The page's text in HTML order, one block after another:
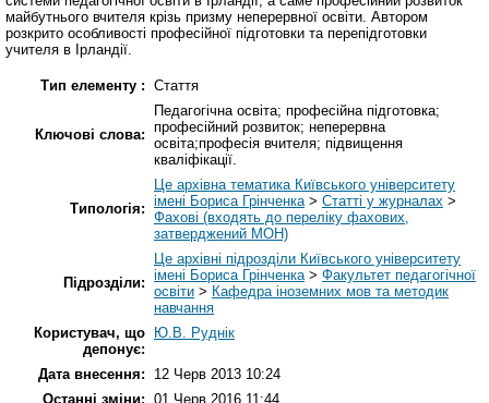
майбутнього вчителя крізь призму неперервної освіти. Автором
розкрито особливості професійної підготовки та перепідготовки
учителя в Ірландії.
Тип елементу : Стаття
Ключові слова:
Педагогічна освіта; професійна підготовка;
професійний розвиток; неперервна
освіта;професія вчителя; підвищення
кваліфікації.
Типологія:
Це архівна тематика Київського університету
імені Бориса Грінченка> Статті у журналах >
Фахові (входять до переліку фахових,
затверджений МОН)
Підрозділи:
Це архівні підрозділи Київського університету
імені Бориса Грінченка> Факультет педагогічної
освіти > Кафедра іноземних мов та методик
навчання
Користувач, що
депонує:
Ю.В. Руднік
Дата внесення:
12 Черв 2013 10:24
Останні зміни: 01 Черв 2016 11:44